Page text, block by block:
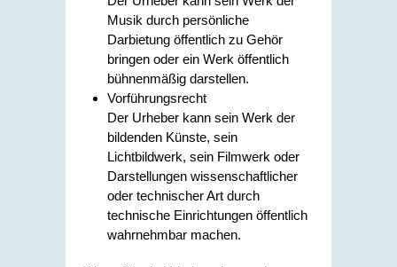
Musik durch persönliche
Darbietung öffentlich zu Gehör
bringen oder ein Werk öffentlich
bühnenmäßig darstellen.
Vorführungsrecht
Der Urheber kann sein Werk der
bildenden Künste, sein
Lichtbildwerk, sein Filmwerk oder
Darstellungen wissenschaftlicher
oder technischer Art durch
technische Einrichtungen öffentlich
wahrnehmbar machen.